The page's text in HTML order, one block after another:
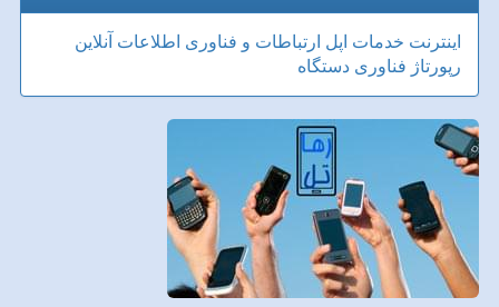
اینترنت خدمات اپل ارتباطات و فناوری اطلاعات آنلاین
رپورتاژ فناوری دستگاه